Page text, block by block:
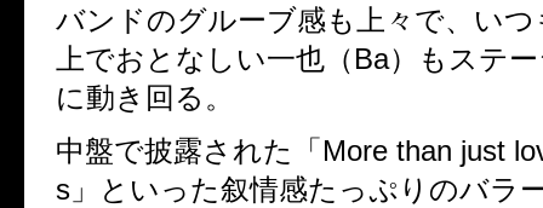
バンドのグルーブ感も上々で、い
上でおとなしい一也（Ba）もステ
に動き回る。
中盤で披露された「More than just
s」といった叙情感たっぷりのバラ